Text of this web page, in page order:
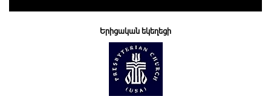
Երիցական եկեղեցի